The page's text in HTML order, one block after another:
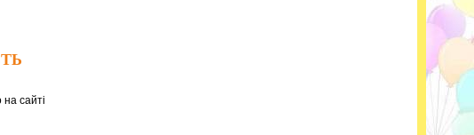
сайті